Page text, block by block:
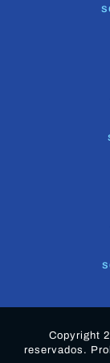
Copyright
reservados.